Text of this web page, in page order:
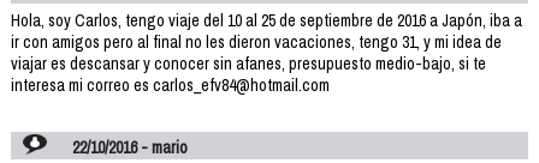
Hola, soy Carlos, tengo viaje del 10 al 25 de septiembre de 2016 a Japón, iba a
ir con amigos pero al final no les dieron vacaciones, tengo 31, y mi idea de
viajar es descansar y conocer sin afanes, presupuesto medio-bajo, si te
interesa mi correo es carlos_efv84@hotmail.com
22/10/2016 - mario